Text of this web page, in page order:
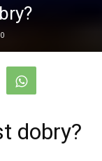
0
dobry?